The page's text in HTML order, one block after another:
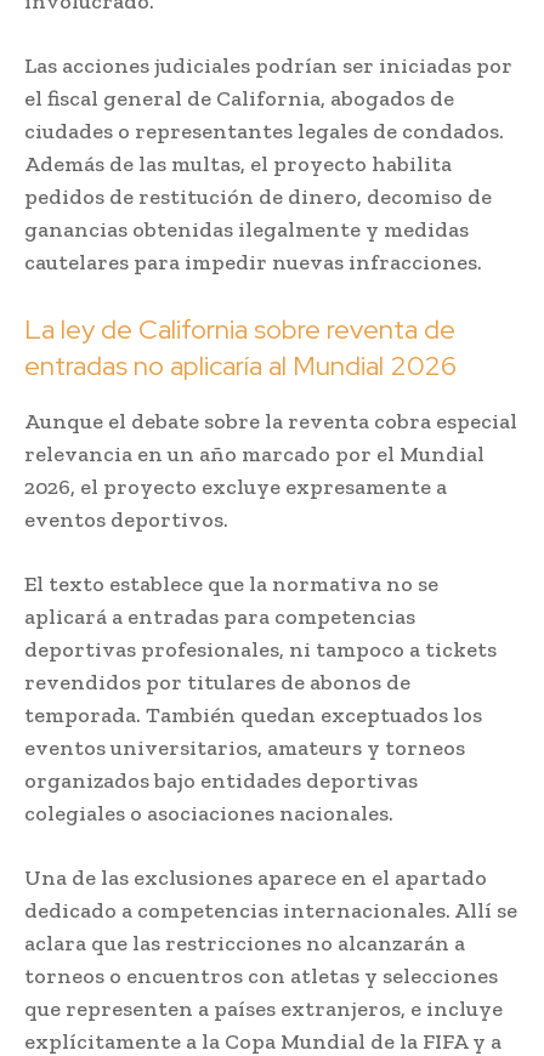
Las acciones judiciales podrían ser iniciadas por
el fiscal general de California, abogados de
ciudades o representantes legales de condados.
Además de las multas, el proyecto habilita
pedidos de restitución de dinero, decomiso de
ganancias obtenidas ilegalmente y medidas
cautelares para impedir nuevas infracciones.
La ley de California sobre reventa de
entradas no aplicaría al Mundial 2026
Aunque el debate sobre la reventa cobra especial
relevancia en un año marcado por el Mundial
2026, el proyecto excluye expresamente a
eventos deportivos.
El texto establece que la normativa no se
aplicará a entradas para competencias
deportivas profesionales, ni tampoco a tickets
revendidos por titulares de abonos de
temporada. También quedan exceptuados los
eventos universitarios, amateurs y torneos
organizados bajo entidades deportivas
colegiales o asociaciones nacionales.
Una de las exclusiones aparece en el apartado
dedicado a competencias internacionales. Allí se
aclara que las restricciones no alcanzarán a
torneos o encuentros con atletas y selecciones
que representen a países extranjeros, e incluye
explícitamente a la Copa Mundial de la FIFA y a